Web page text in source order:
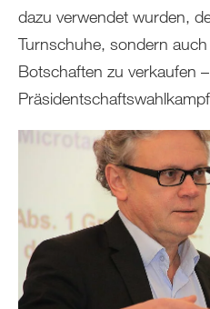
dazu verwendet wurden,
Turnschuhe, sondern
Botschaften zu verkaufen